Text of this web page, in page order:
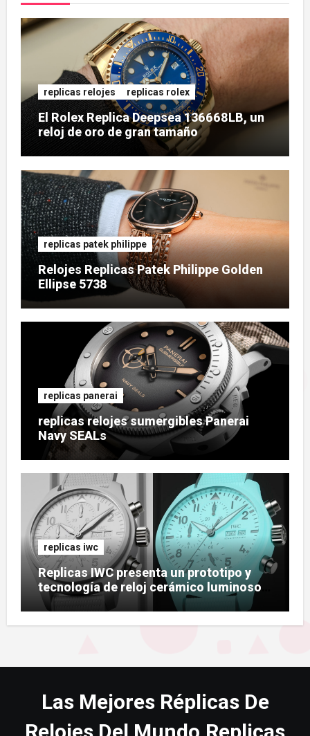
replicas relojes replicas rolex
El Rolex Replica Deepsea 136668LB, un
reloj de oro de gran tamaño
replicas patek philippe
Relojes Replicas Patek Philippe Golden
Ellipse 5738
replicas panerai
replicas relojes sumergibles Panerai
Navy SEALs
replicas iwc
Replicas IWC presenta un prototipo y
tecnología de reloj cerámico luminoso
Ceralume
Las Mejores Réplicas De